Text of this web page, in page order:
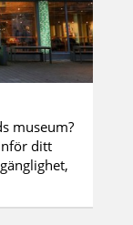
museum?
ditt